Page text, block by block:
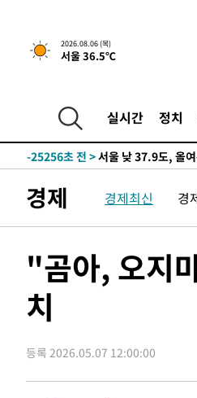
2026.08.06 (목)
서울 36.5℃
실시간 정치
-26572초 전 >[속보]합참 "북, 동해
-25968초 전 >'낮 최고 39도' 불볕
-25589초 전 >
"韓 외환시장 개입
-25416초 전 >
-25256초 전 >서울 낮 37.9도, 올
-20913초 전 >
[속보]코스닥,
-20843초 전 >[속보]코스피,
-18307초 전 > "여기 떨어졌다"…다
-15352초 전 >
-7953초 전 >
-7568초 전 >"美간섭에 합의 지연
-4088초 전 >[속보]산업장관 "李정
경제 경제최신 경
"곰아, 오지
치
등록 2026.05.07 12:00:00